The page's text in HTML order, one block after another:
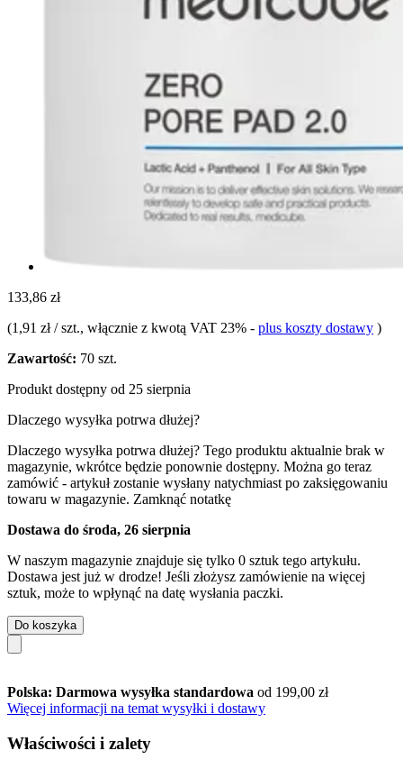
133,86 zł
(1,91 zł / szt., włącznie z kwotą VAT 23% - plus koszty dostawy )
Zawartość: 70 szt.
Produkt dostępny od 25 sierpnia
Dlaczego wysyłka potrwa dłużej?
Dlaczego wysyłka potrwa dłużej? Tego produktu aktualnie brak w
magazynie, wkrótce będzie ponownie dostępny. Można go teraz
zamówić - artykuł zostanie wysłany natychmiast po zaksięgowaniu
towaru w magazynie. Zamknąć notatkę
Dostawa do środa, 26 sierpnia
W naszym magazynie znajduje się tylko 0 sztuk tego artykułu.
Dostawa jest już w drodze! Jeśli złożysz zamówienie na więcej
sztuk, może to wpłynąć na datę wysłania paczki.
Do koszyka
Polska: Darmowa wysyłka standardowa od 199,00 zł
Więcej informacji na temat wysyłki i dostawy
Właściwości i zalety